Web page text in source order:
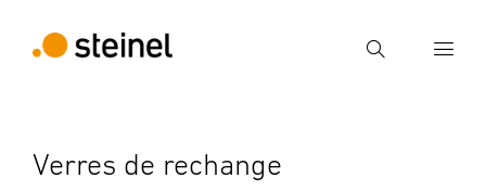
Recherche
Recherche
Verres de rechange